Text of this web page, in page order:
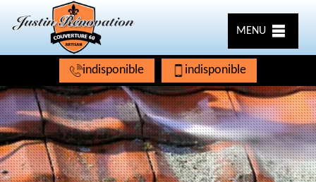
MENU
indisponible indisponible